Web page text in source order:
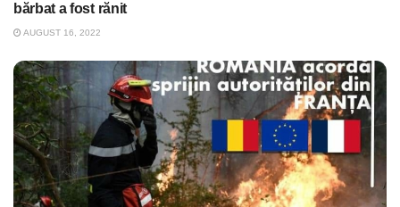
bărbat a fost rănit
AUGUST 16, 2022